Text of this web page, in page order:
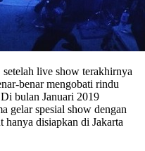
live show terakhirnya
benar mengobati rindu
bulan Januari 2019
gelar spesial show dengan
hanya disiapkan di Jakarta